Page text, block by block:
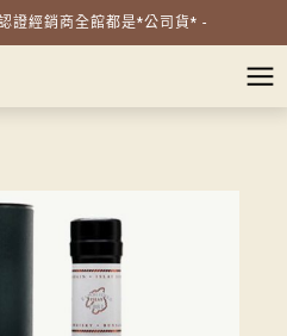
證經銷商全館都是*公司貨* -